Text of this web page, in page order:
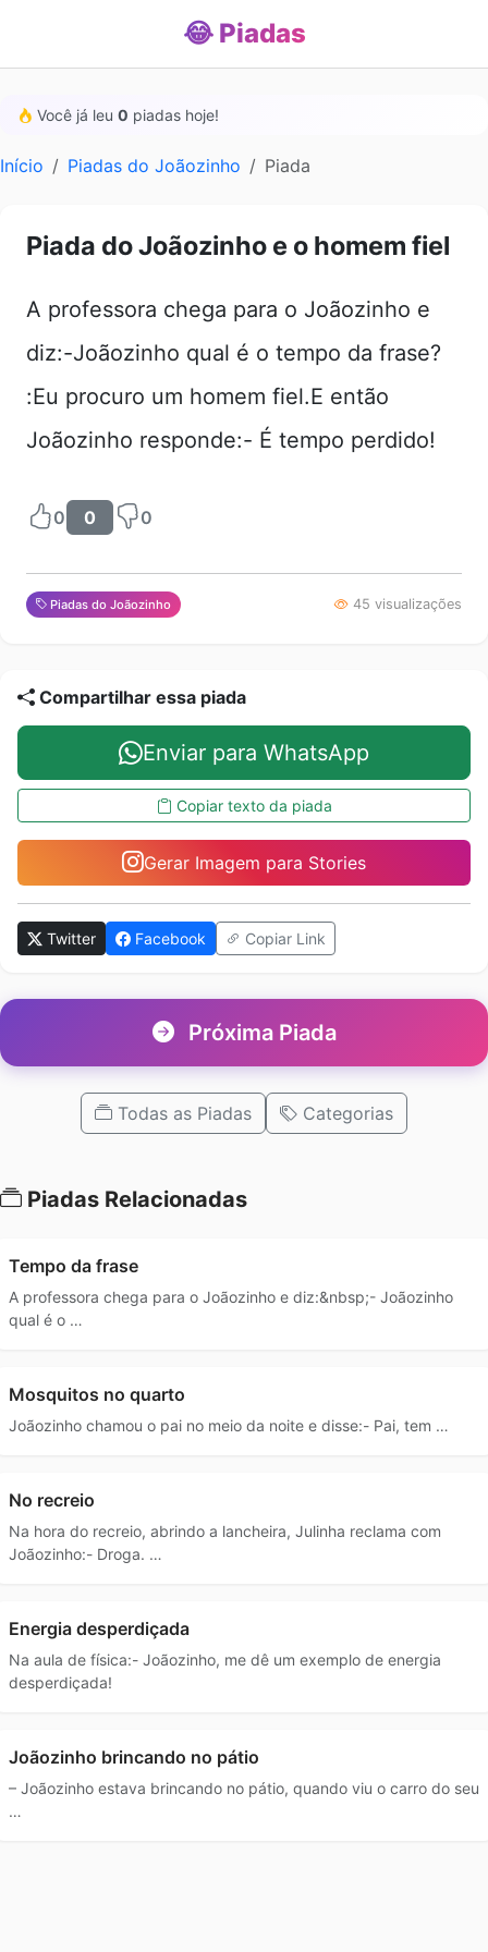
😂 Piadas
Você já leu 0 piadas hoje!
Início Piadas do Joãozinho Piada
Piada do Joãozinho e o homem fiel
A professora chega para o Joãozinho e
diz:-Joãozinho qual é o tempo da frase?
:Eu procuro um homem fiel.E então
Joãozinho responde:- É tempo perdido!
0 0 0
Piadas do Joãozinho 45 visualizações
Compartilhar essa piada
Enviar para WhatsApp
Copiar texto da piada
Gerar Imagem para Stories
Twitter Facebook Copiar Link
Próxima Piada
Todas as Piadas Categorias
Piadas Relacionadas
Tempo da frase
A professora chega para o Joãozinho e diz:&nbsp;- Joãozinho
qual é o …
Mosquitos no quarto
Joãozinho chamou o pai no meio da noite e disse:- Pai, tem …
No recreio
Na hora do recreio, abrindo a lancheira, Julinha reclama com
Joãozinho:- Droga. …
Energia desperdiçada
Na aula de física:- Joãozinho, me dê um exemplo de energia
desperdiçada!
Joãozinho brincando no pátio
– Joãozinho estava brincando no pátio, quando viu o carro do seu
…